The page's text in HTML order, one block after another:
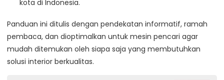
kota di Indonesia.
Panduan ini ditulis dengan pendekatan informatif, ramah
pembaca, dan dioptimalkan untuk mesin pencari agar
mudah ditemukan oleh siapa saja yang membutuhkan
solusi interior berkualitas.